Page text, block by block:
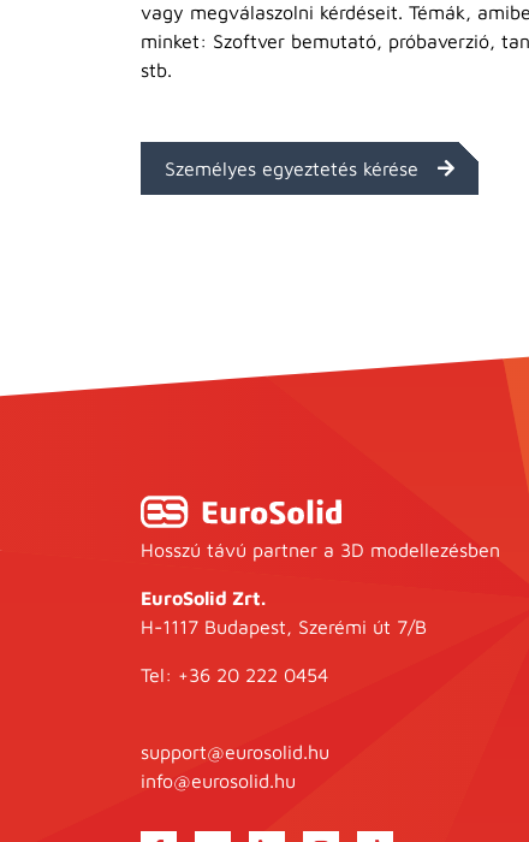
vagy megválaszolni kérdéseit. Témák,
minket: Szoftver bemutató, próbaverzió,
stb.
Személyes egyeztetés kérése
Hosszú távú partner a 3D modellezésben
EuroSolid Zrt.
H-1117 Budapest, Szerémi út 7/B
Tel: +36 20 222 0454
support@eurosolid.hu
info@eurosolid.hu